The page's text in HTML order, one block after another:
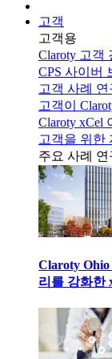
고객
고객용
Claroty 고객
CPS 사이버
고객 사례 연
고객이
Claroty xCel
고객을 위한
주요 사례 연
Claroty Ohio
리를 강화한